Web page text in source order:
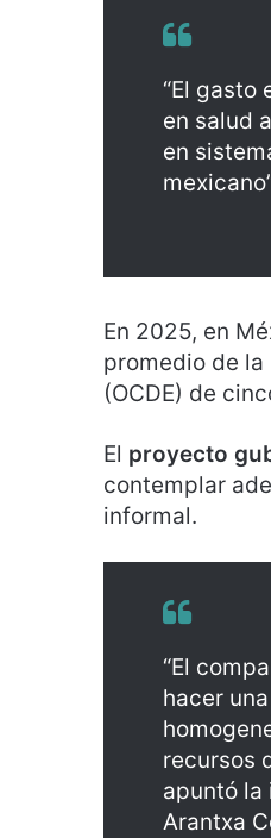
“El gasto
en salud
en
En 2025, en
promedio de la
(OCDE) de
El proyecto
contemplar
informal.
“El
hacer
recursos
apuntó la
Arantxa